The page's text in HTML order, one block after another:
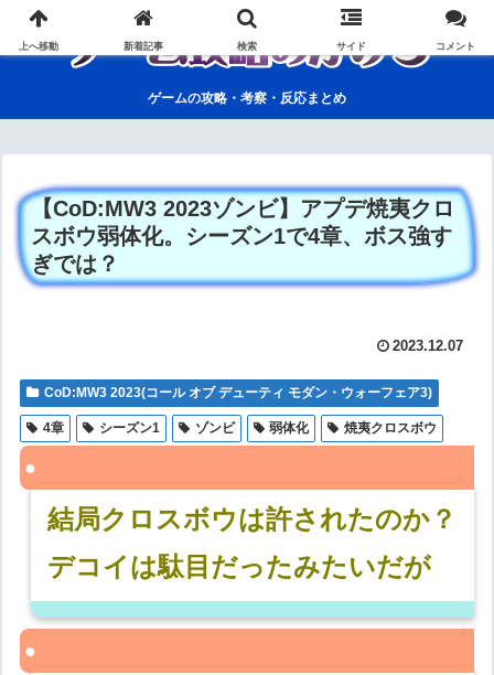
ゲームの攻略・考察・反応まとめ
【CoD:MW3 2023ゾンビ】アプデ焼夷クロ
スボウ弱体化。シーズン1で4章、ボス強す
ぎでは？
2023.12.07
CoD:MW3 2023(コール オブ デューティ モダン・ウォーフェア3)
4章 シーズン1 ゾンビ 弱体化 焼夷クロスボウ
結局クロスボウは許されたのか？
デコイは駄目だったみたいだが
上へ移動 新着記事 検索 サイド コメント